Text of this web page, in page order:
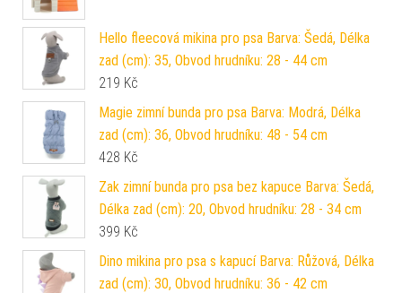
Hello fleecová mikina pro psa Barva: Šedá, Délka
zad (cm): 35, Obvod hrudníku: 28 - 44 cm
219 Kč
Magie zimní bunda pro psa Barva: Modrá, Délka
zad (cm): 36, Obvod hrudníku: 48 - 54 cm
428 Kč
Zak zimní bunda pro psa bez kapuce Barva: Šedá,
Délka zad (cm): 20, Obvod hrudníku: 28 - 34 cm
399 Kč
Dino mikina pro psa s kapucí Barva: Růžová, Délka
zad (cm): 30, Obvod hrudníku: 36 - 42 cm